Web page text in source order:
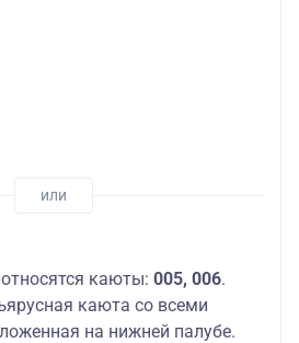
относятся каюты: 005, 006.
каюта со всеми
на нижней палубе.